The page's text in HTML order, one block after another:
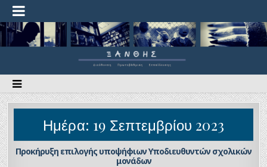
Ημέρα: 19 Σεπτεμβρίου 2023
Προκήρυξη επιλογής υποψήφιων Υποδιευθυντών σχολικών
μονάδων